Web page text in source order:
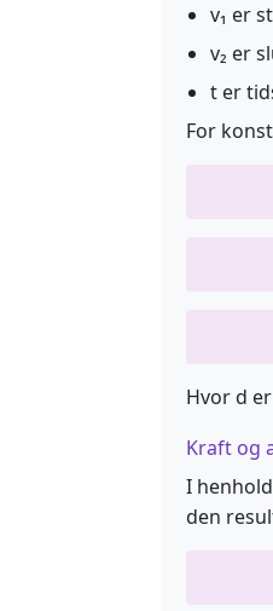
v₁ er
v₂ er
t er
For
Hvor d
Kraft og
I
den